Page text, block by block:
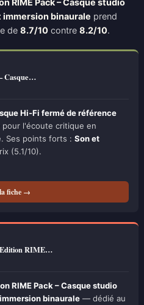
RIME Pack – Casque studio
binaurale prend
de 8.7/10 contre 8.2/10.
Casque…
Hi-Fi fermé de référence
l'écoute critique en
Ses points forts : Son et
(5.1/10).
fiche →
Edition RIME…
RIME Pack – Casque studio
binaurale — dédié au